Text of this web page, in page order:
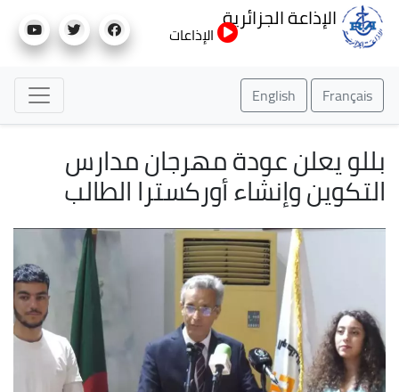
إلى
الإذاعة الجزائرية
الإذاعات
Français
English
بللو يعلن عودة مهرجان مدارس
التكوين وإنشاء أوركسترا الطالب